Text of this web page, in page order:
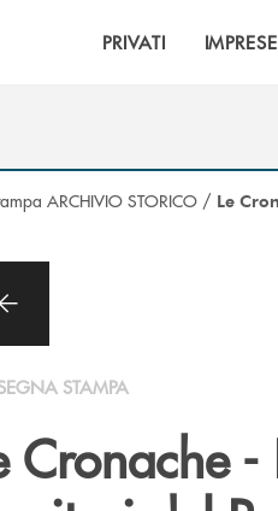
PRIVATI IMPRESE
ARCHIVIO STORICO / Le
STAMPA
Cronache